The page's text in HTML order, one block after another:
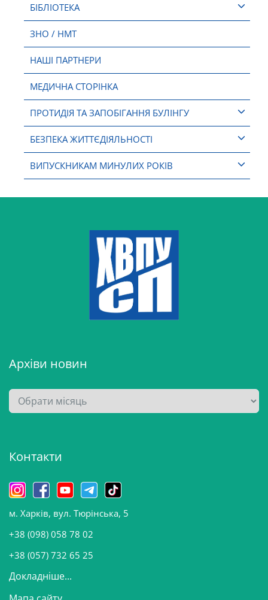
БІБЛІОТЕКА
ЗНО / НМТ
НАШІ ПАРТНЕРИ
МЕДИЧНА СТОРІНКА
ПРОТИДІЯ ТА ЗАПОБІГАННЯ БУЛІНГУ
БЕЗПЕКА ЖИТТЄДІЯЛЬНОСТІ
ВИПУСКНИКАМ МИНУЛИХ РОКІВ
Архіви новин
А
р
в
н
о
в
и
Контакти
м. Харків, вул. Тюрінська, 5
+38 (098) 058 78 02
+38 (057) 732 65 25
Докладніше...